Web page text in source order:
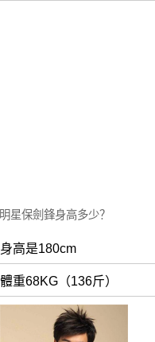
明星保劍鋒身高多少？
身高是180cm
體重68KG（136斤）